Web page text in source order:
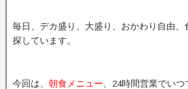
毎日、デカ盛り、大盛り、おかわり自由、
探しています。
今回は、 朝食メニュー 、24時間営業でい